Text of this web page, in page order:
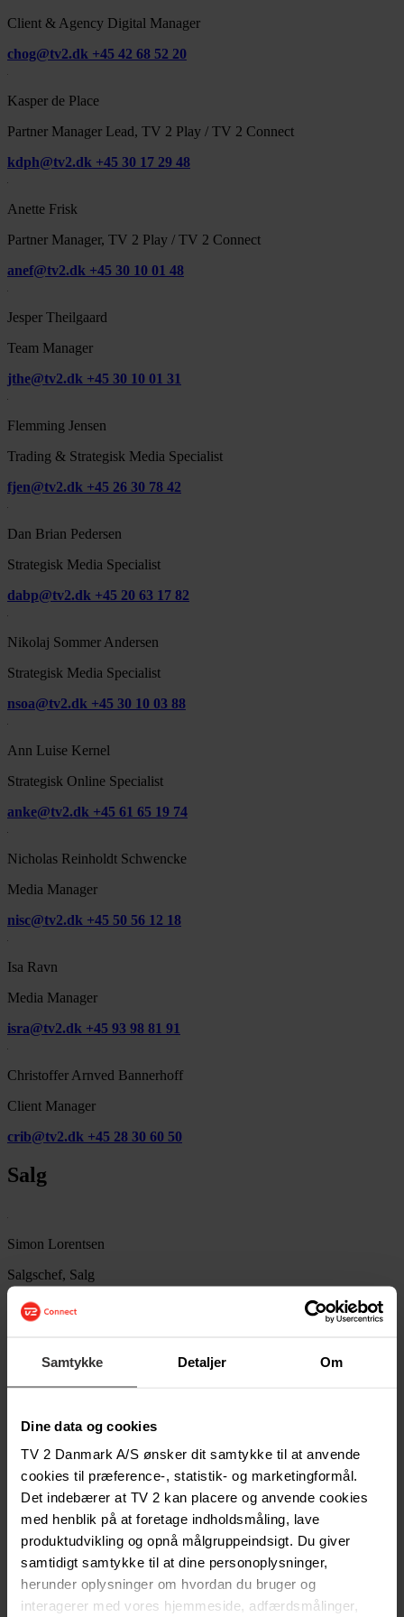
Samtykke Detaljer Om
Dine data og cookies
TV 2 Danmark A/S ønsker dit samtykke til at anvende
cookies til præference-, statistik- og marketingformål.
Det indebærer at TV 2 kan placere og anvende cookies
med henblik på at foretage indholdsmåling, lave
produktudvikling og opnå målgruppeindsigt. Du giver
samtidigt samtykke til at dine personoplysninger,
herunder oplysninger om hvordan du bruger og
interagerer med vores hjemmeside, adfærdsmålinger,
Client & Agency Digital Manager
chog@tv2.dk +45 42 68 52 20
Kasper de Place
Partner Manager Lead, TV 2 Play / TV 2 Connect
kdph@tv2.dk +45 30 17 29 48
Anette Frisk
Partner Manager, TV 2 Play / TV 2 Connect
anef@tv2.dk +45 30 10 01 48
Jesper Theilgaard
Team Manager
jthe@tv2.dk +45 30 10 01 31
Flemming Jensen
Trading & Strategisk Media Specialist
fjen@tv2.dk +45 26 30 78 42
Dan Brian Pedersen
Strategisk Media Specialist
dabp@tv2.dk +45 20 63 17 82
Nikolaj Sommer Andersen
Strategisk Media Specialist
nsoa@tv2.dk +45 30 10 03 88
Ann Luise Kernel
Strategisk Online Specialist
anke@tv2.dk +45 61 65 19 74
Nicholas Reinholdt Schwencke
Media Manager
nisc@tv2.dk +45 50 56 12 18
Isa Ravn
Media Manager
isra@tv2.dk +45 93 98 81 91
Christoffer Arnved Bannerhoff
Client Manager
crib@tv2.dk +45 28 30 60 50
Salg
Simon Lorentsen
Salgschef, Salg
slor@tv2.dk
Client Manager
Morten Rafn Christensen
Senior Sales Manager, NEWS Lead
moch@tv2.dk +45 24 40 73 24
Kennet Brøgger
kenb@tv2.dk
+45 40 24 13 52